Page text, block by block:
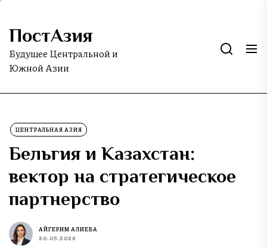
Skip
the
content
ПостАзия
Будущее Центральной и
Южной Азии
ЦЕНТРАЛЬНАЯ АЗИЯ
Бельгия и Казахстан:
вектор на стратегическое
партнерство
АЙГЕРИМ АЛИЕВА
20.05.2026